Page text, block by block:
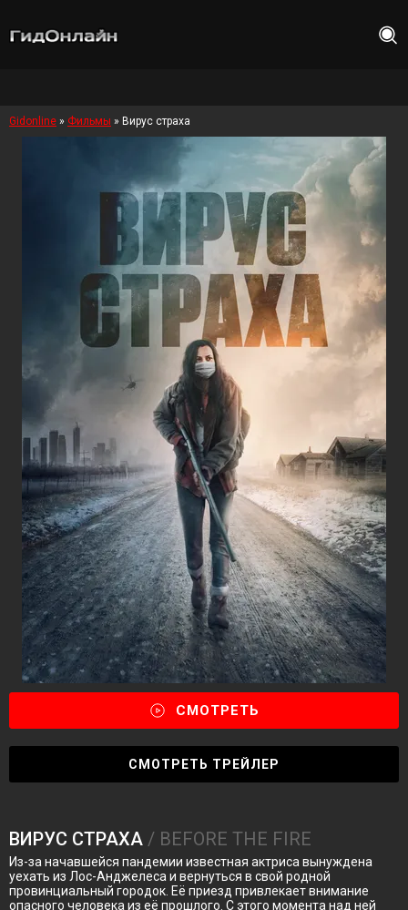
Gidonline » Фильмы » Вирус страха
СМОТРЕТЬ
СМОТРЕТЬ ТРЕЙЛЕР
ВИРУС СТРАХА / BEFORE THE FIRE
Из-за начавшейся пандемии известная актриса вынуждена
уехать из Лос-Анджелеса и вернуться в свой родной
провинциальный городок. Её приезд привлекает внимание
опасного человека из её прошлого. С этого момента над ней